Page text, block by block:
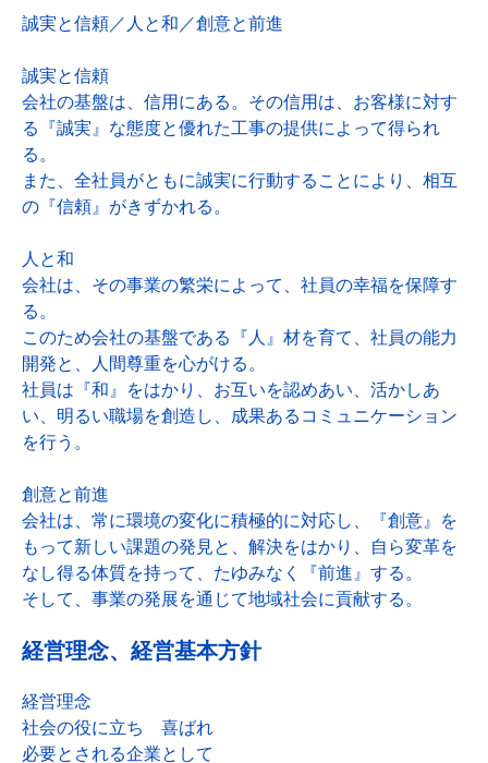
誠実と信頼／人と和／創意と前進
誠実と信頼
会社の基盤は、信用にある。その信用は、お客様に対す
る『誠実』な態度と優れた工事の提供によって得られ
る。
また、全社員がともに誠実に行動することにより、相互
の『信頼』がきずかれる。
人と和
会社は、その事業の繁栄によって、社員の幸福を保障す
る。
このため会社の基盤である『人』材を育て、社員の能力
開発と、人間尊重を心がける。
社員は『和』をはかり、お互いを認めあい、活かしあ
い、明るい職場を創造し、成果あるコミュニケーション
を行う。
創意と前進
会社は、常に環境の変化に積極的に対応し、『創意』を
もって新しい課題の発見と、解決をはかり、自ら変革を
なし得る体質を持って、たゆみなく『前進』する。
そして、事業の発展を通じて地域社会に貢献する。
経営理念、経営基本方針
経営理念
社会の役に立ち 喜ばれ
必要とされる企業として